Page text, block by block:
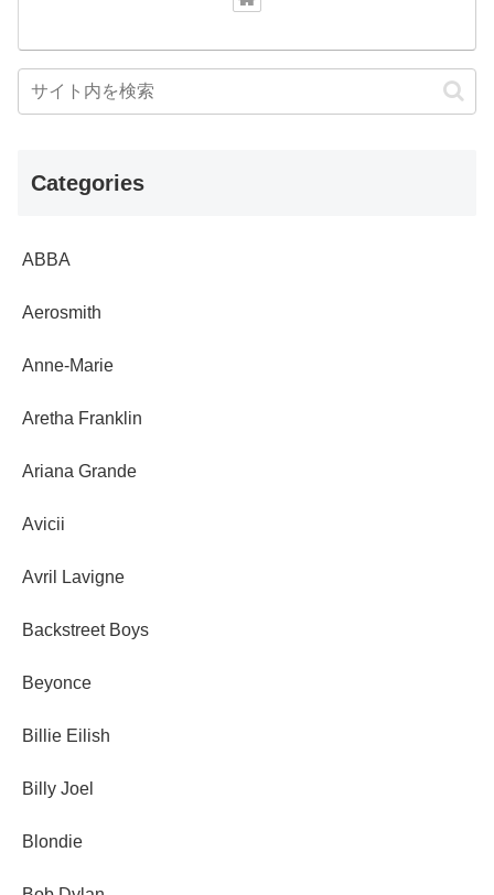
Categories
ABBA
Aerosmith
Anne-Marie
Aretha Franklin
Ariana Grande
Avicii
Avril Lavigne
Backstreet Boys
Beyonce
Billie Eilish
Billy Joel
Blondie